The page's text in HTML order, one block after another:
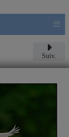
≡
Suiv.